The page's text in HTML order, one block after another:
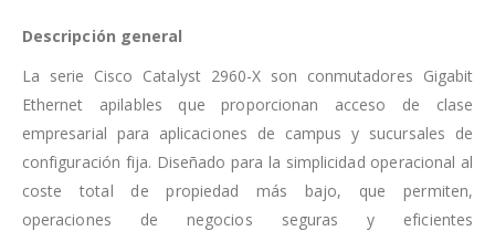
Descripción general
La serie Cisco Catalyst 2960-X son conmutadores Gigabit
Ethernet apilables que proporcionan acceso de clase
empresarial para aplicaciones de campus y sucursales de
configuración fija. Diseñado para la simplicidad operacional al
coste total de propiedad más bajo, que permiten,
operaciones de negocios seguras y eficientes